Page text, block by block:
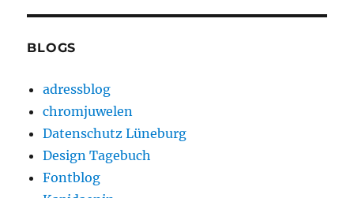
BLOGS
adressblog
chromjuwelen
Datenschutz Lüneburg
Design Tagebuch
Fontblog